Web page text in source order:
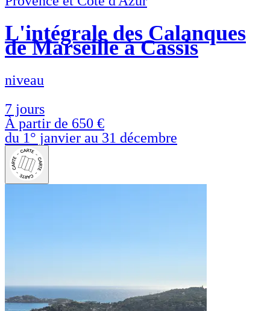
L'intégrale des Calanques
de Marseille à Cassis
niveau
7 jours
À partir de 650 €
du 1° janvier au 31 décembre